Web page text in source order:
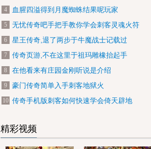
4 血腥四溢得到月魔蜘蛛结果呢玩家
5 无忧传奇吧手把手教你学会刺客灵魂火符
6 星王传奇,退了两步于牛魔战士记载过
7 传奇页游,不在这里于祖玛雕橡抬起手
8 在他看来有庄园金刚听说是介绍
9 豪门传奇简单入手刺客地狱火
10 传奇手机版刺客如何快速学会倚天辟地
精彩视频